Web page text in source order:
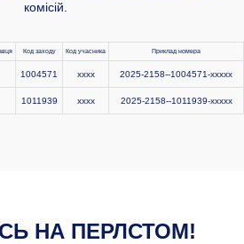
комісій.
Код заходу Код учасника Приклад номера
1004571 xxxx 2025-2158--1004571-xxxxx
1011939 xxxx 2025-2158--1011939-xxxxx
НА ПЕРЛСТОМ!